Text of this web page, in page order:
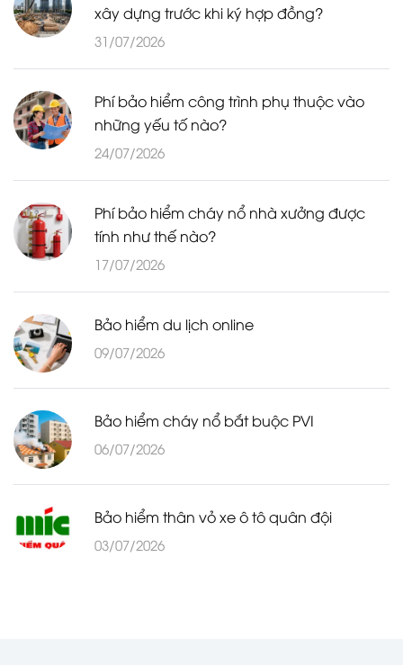
xây dựng trước khi ký hợp đồng?
31/07/2026
Phí bảo hiểm công trình phụ thuộc vào
những yếu tố nào?
24/07/2026
Phí bảo hiểm cháy nổ nhà xưởng được
tính như thế nào?
17/07/2026
Bảo hiểm du lịch online
09/07/2026
Bảo hiểm cháy nổ bắt buộc PVI
06/07/2026
Bảo hiểm thân vỏ xe ô tô quân đội
03/07/2026